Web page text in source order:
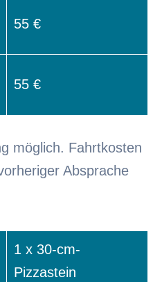
55 €
55 €
möglich. Fahrtkosten
Absprache
1 x 30-cm-
Pizzastein